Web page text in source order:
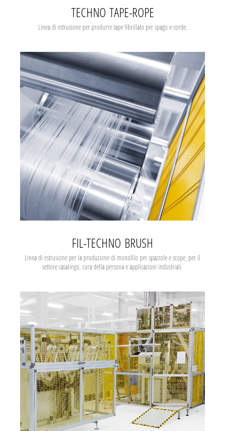
TECHNO TAPE-ROPE
Linea di estrusione per produrre tape fibrillato per spago e corde.
FIL-TECHNO BRUSH
Linea di estrusione per la produzione di monofilo per spazzole e scope, per il
settore casalingo, cura della persona e applicazioni industriali.